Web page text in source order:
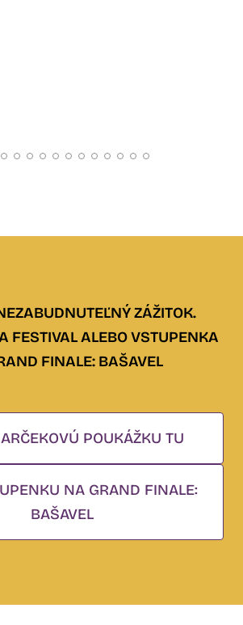
ZÁŽITOK.
FESTIVAL ALEBO VSTUPENKA
FINALE: BAŠAVEL
POUKÁŽKU TU
NA GRAND FINALE:
BAŠAVEL